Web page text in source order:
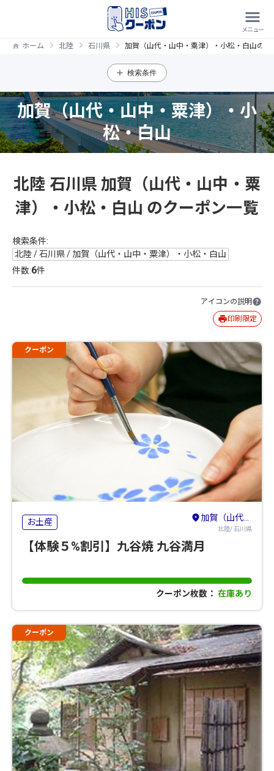
ホーム 北陸 石川県 加賀（山代・山中・粟津）・小松・白山のク
検索条件
加賀（山代・山中・粟津）・小
松・白山
北陸 石川県 加賀（山代・山中・粟
津）・小松・白山 のクーポン一覧
検索条件:
北陸 / 石川県 / 加賀（山代・山中・粟津）・小松・白山
件数:6件
アイコンの説明
印刷限定
クーポン
お土産 加賀（山代・山中・粟津）・小松・白山
北陸/ 石川県
【体験５%割引】九谷焼 九谷満月
クーポン枚数： 在庫あり
クーポン